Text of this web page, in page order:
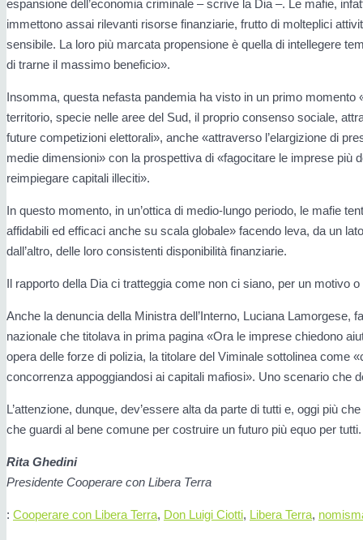
espansione dell’economia criminale – scrive la Dia –. Le mafie,
immettono assai rilevanti risorse finanziarie, frutto di molteplici
sensibile. La loro più marcata propensione è quella di intellegere
di trarne il massimo beneficio».
Insomma, questa nefasta pandemia ha visto in un primo
territorio, specie nelle aree del Sud, il proprio consenso sociale,
future competizioni elettorali», anche «attraverso l’elargizione di
medie dimensioni» con la prospettiva di «fagocitare le imprese più
reimpiegare capitali illeciti».
In questo momento, in un’ottica di medio-lungo periodo, le mafie
affidabili ed efficaci anche su scala globale» facendo leva, da un
dall’altro, delle loro consistenti disponibilità finanziarie.
Il rapporto della Dia ci tratteggia come non ci siano, per un motivo
Anche la denuncia della Ministra dell’Interno, Luciana Lamorgese,
nazionale che titolava in prima pagina «Ora le imprese chiedono
opera delle forze di polizia, la titolare del Viminale sottolinea come
concorrenza appoggiandosi ai capitali mafiosi». Uno scenario che
L’attenzione, dunque, dev’essere alta da parte di tutti e, oggi più
che guardi al bene comune per costruire un futuro più equo per tutti.
Rita Ghedini
Presidente Cooperare con Libera Terra
: Cooperare con Libera Terra, Don Luigi Ciotti, Libera Terra,